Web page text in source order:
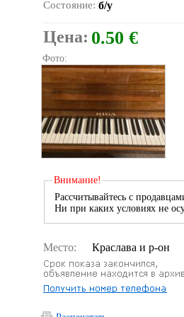
Состояние: б/у
Цена: 0.50 €
Фото:
Внимание!
Рассчитывайтесь с
Ни при каких условиях не
Место: Краславa и р-он